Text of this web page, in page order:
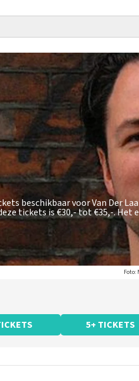
beschikbaar voor Van Der
tickets is€30,- tot €35,-. Het
Foto:
5+ TICKETS